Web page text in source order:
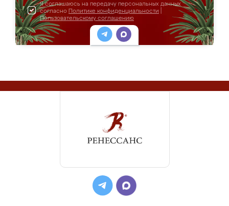
Я соглашаюсь на передачу персональных данных
согласно Политике конфиденциальности
Пользовательскому соглашению